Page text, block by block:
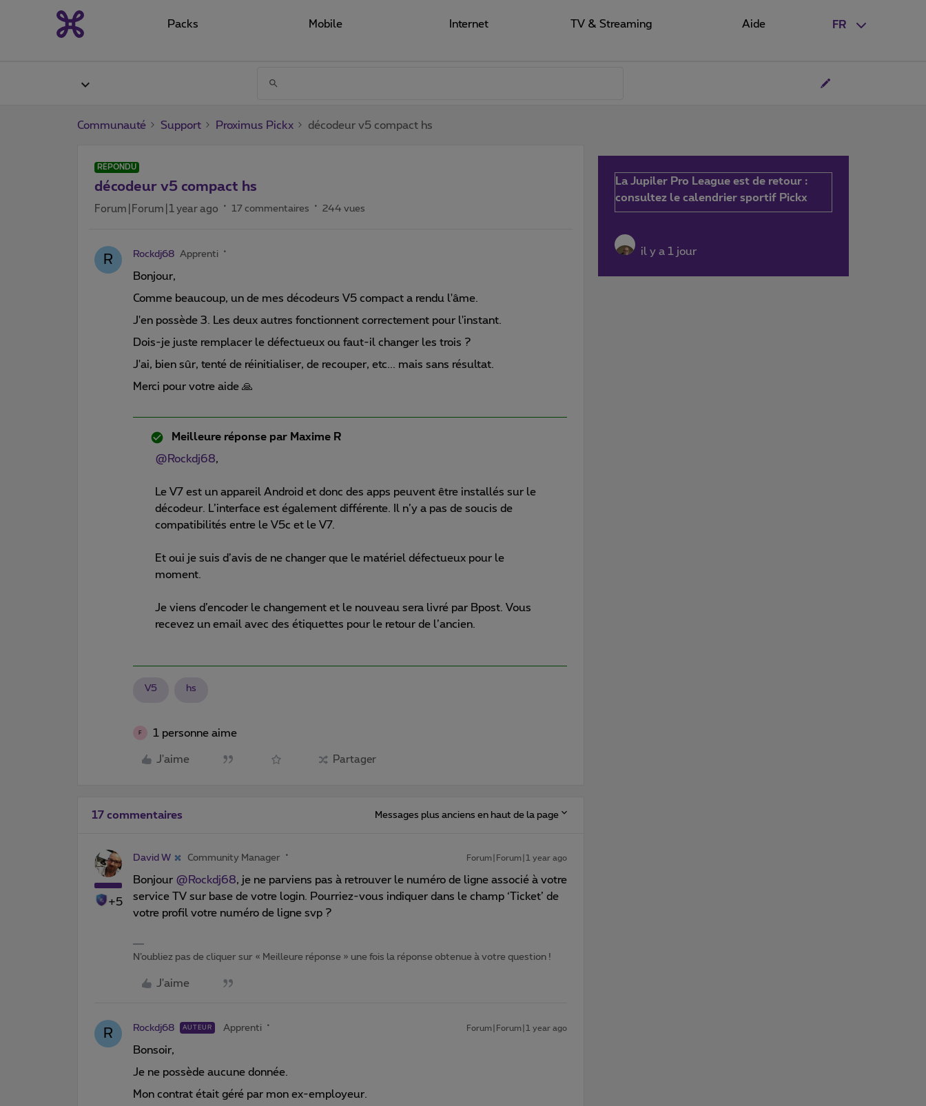
FR
Packs Mobile Internet TV & Streaming Aide
Communauté Support Proximus Pickx décodeur v5 compact hs
RÉPONDU
décodeur v5 compact hs
Forum|Forum|1 year ago 17 commentaires 244 vues
R Rockdj68 Apprenti
Bonjour,
Comme beaucoup, un de mes décodeurs V5 compact a rendu l'âme.
J'en possède 3. Les deux autres fonctionnent correctement pour l'instant.
Dois-je juste remplacer le défectueux ou faut-il changer les trois ?
J'ai, bien sûr, tenté de réinitialiser, de recouper, etc... mais sans résultat.
Merci pour votre aide 🙏
Meilleure réponse par Maxime R
@Rockdj68,
Le V7 est un appareil Android et donc des apps peuvent être installés sur le
décodeur. L’interface est également différente. Il n’y a pas de soucis de
compatibilités entre le V5c et le V7.
Et oui je suis d’avis de ne changer que le matériel défectueux pour le
moment.
Je viens d’encoder le changement et le nouveau sera livré par Bpost. Vous
recevez un email avec des étiquettes pour le retour de l’ancien.
V5 hs
F 1 personne aime
J'aime Partager
17 commentaires Messages plus anciens en haut de la page
+5
David W Community Manager Forum|Forum|1 year ago
Bonjour ​ @Rockdj68, je ne parviens pas à retrouver le numéro de ligne associé à votre
service TV sur base de votre login. Pourriez-vous indiquer dans le champ ‘Ticket’ de
votre profil votre numéro de ligne svp ?
N’oubliez pas de cliquer sur « Meilleure réponse » une fois la réponse obtenue à votre question !
J'aime
R Rockdj68 AUTEUR Apprenti Forum|Forum|1 year ago
Bonsoir,
Je ne possède aucune donnée.
Mon contrat était géré par mon ex-employeur.
La Jupiler Pro League est de retour :
consultez le calendrier sportif Pickx
il y a 1 jour